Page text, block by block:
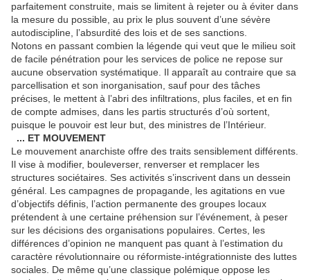
parfaitement construite, mais se limitent à rejeter ou à éviter dans
la mesure du possible, au prix le plus souvent d’une sévère
autodiscipline, l’absurdité des lois et de ses sanctions.
Notons en passant combien la légende qui veut que le milieu soit
de facile pénétration pour les services de police ne repose sur
aucune observation systématique. Il apparaît au contraire que sa
parcellisation et son inorganisation, sauf pour des tâches
précises, le mettent à l’abri des infiltrations, plus faciles, et en fin
de compte admises, dans les partis structurés d’où sortent,
puisque le pouvoir est leur but, des ministres de l’Intérieur.
... ET MOUVEMENT
Le mouvement anarchiste offre des traits sensiblement différents.
Il vise à modifier, bouleverser, renverser et remplacer les
structures sociétaires. Ses activités s’inscrivent dans un dessein
général. Les campagnes de propagande, les agitations en vue
d’objectifs définis, l’action permanente des groupes locaux
prétendent à une certaine préhension sur l’événement, à peser
sur les décisions des organisations populaires. Certes, les
différences d’opinion ne manquent pas quant à l’estimation du
caractère révolutionnaire ou réformiste-intégrationniste des luttes
sociales. De même qu’une classique polémique oppose les